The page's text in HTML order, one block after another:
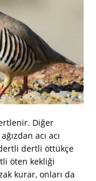
Diğer
acı acı
dertli öttükçe
öten kekliği
kurar, onları da